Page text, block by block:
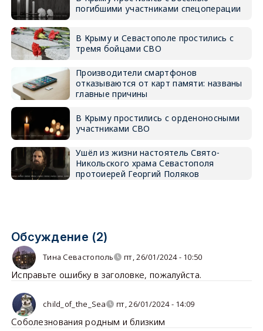
погибшими участниками спецоперации
В Крыму и Севастополе простились с
тремя бойцами СВО
Производители смартфонов
отказываются от карт памяти: названы
главные причины
В Крыму простились с орденоносными
участниками СВО
Ушёл из жизни настоятель Свято-
Никольского храма Севастополя
протоиерей Георгий Поляков
Обсуждение (2)
Тина Севастополь пт, 26/01/2024 - 10:50
Исправьте ошибку в заголовке, пожалуйста.
child_of_the_Sea пт, 26/01/2024 - 14:09
Соболезнования родным и близким